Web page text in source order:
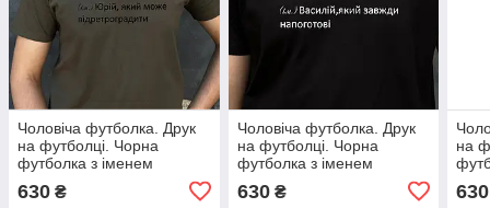
Чоловіча футболка. Друк
на футболці. Чорна
футболка з іменем
МеркЮрій. Футболка для
Юрія.
630 ₴
Чоловіча футболка. Друк
на футболці. Чорна
футболка з іменем
Васі(Василя)
630₴
на
630